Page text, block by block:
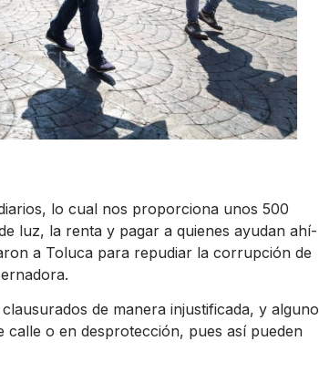
lo cual nos proporciona unos 500
luz, la renta y pagar a quienes ayudan ahí-
a Toluca para repudiar la corrupción de
de manera injustificada, y alguno
o en desprotección, pues así pueden